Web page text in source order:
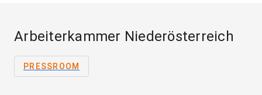
Arbeiterkammer Niederösterreich
PRESSROOM